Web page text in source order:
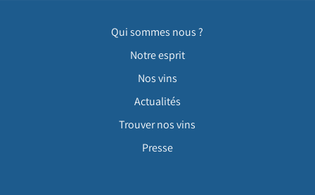
Qui sommes nous ?
Notre esprit
Nos vins
Actualités
Trouver nos vins
Presse